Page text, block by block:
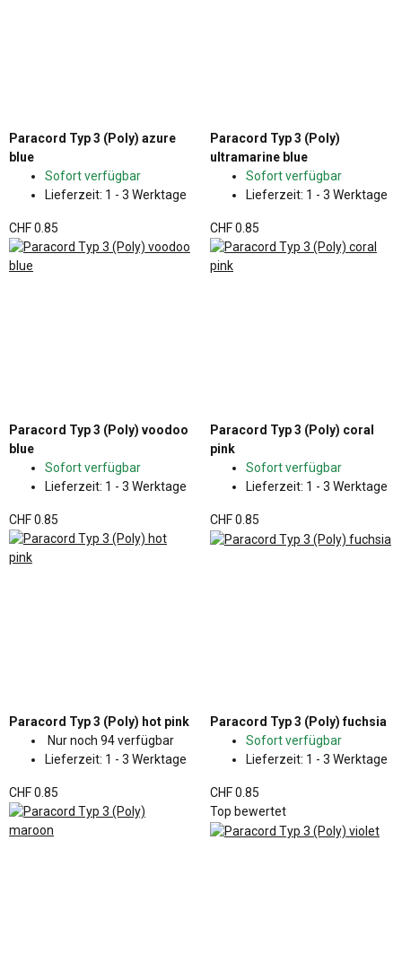
Paracord Typ 3 (Poly) azure
blue
Sofort verfügbar
Lieferzeit: 1 - 3 Werktage
CHF 0.85
Paracord Typ 3 (Poly)
ultramarine blue
Sofort verfügbar
Lieferzeit: 1 - 3 Werktage
CHF 0.85
Paracord Typ 3 (Poly) voodoo
blue
Sofort verfügbar
Lieferzeit: 1 - 3 Werktage
CHF 0.85
Paracord Typ 3 (Poly) coral
pink
Sofort verfügbar
Lieferzeit: 1 - 3 Werktage
CHF 0.85
Paracord Typ 3 (Poly) hot pink
Nur noch 94 verfügbar
Lieferzeit: 1 - 3 Werktage
CHF 0.85
Paracord Typ 3 (Poly) fuchsia
Sofort verfügbar
Lieferzeit: 1 - 3 Werktage
CHF 0.85
Top bewertet